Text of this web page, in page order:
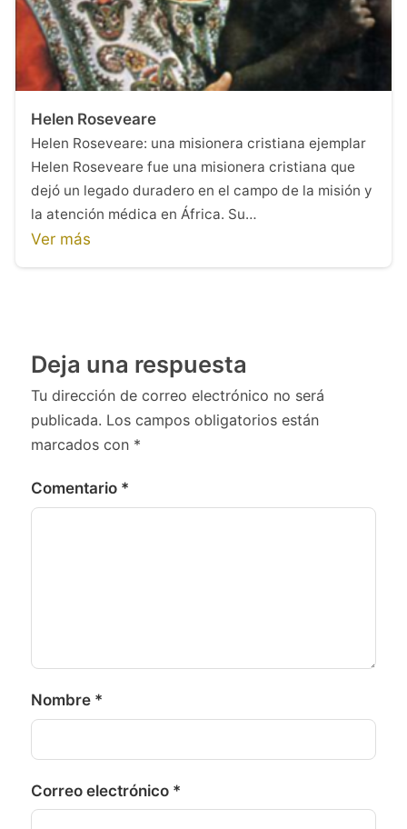
Helen Roseveare
Helen Roseveare: una misionera cristiana ejemplar
Helen Roseveare fue una misionera cristiana que
dejó un legado duradero en el campo de la misión y
la atención médica en África. Su…
Ver más
Deja una respuesta
Tu dirección de correo electrónico no será
publicada. Los campos obligatorios están
marcados con *
Comentario *
Nombre *
Correo electrónico *